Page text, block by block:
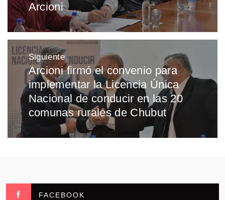
Arcioni
Siguiente
Entrada
siguiente:
Arcioni firmó el convenio para
implementar la Licencia Única
Nacional de conducir en las 20
comunas rurales de Chubut
FACEBOOK